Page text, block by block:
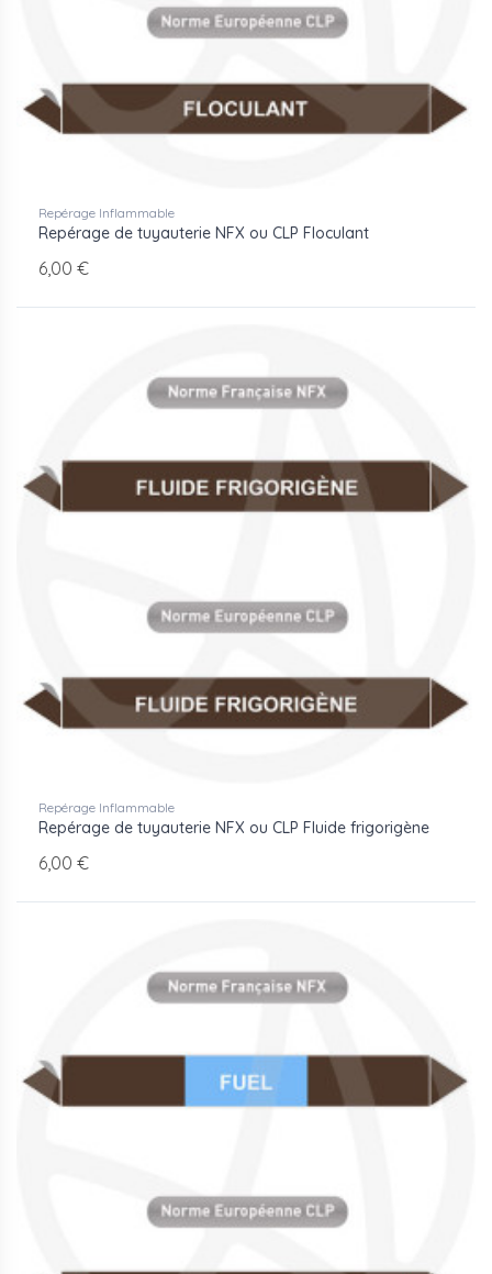
Repérage Inflammable
Repérage de tuyauterie NFX ou CLP Floculant
6,00 €
Repérage Inflammable
Repérage de tuyauterie NFX ou CLP Fluide frigorigène
6,00 €